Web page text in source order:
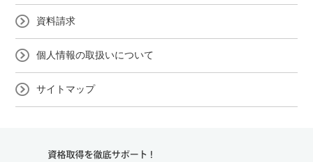
資料請求
個人情報の取扱いについて
サイトマップ